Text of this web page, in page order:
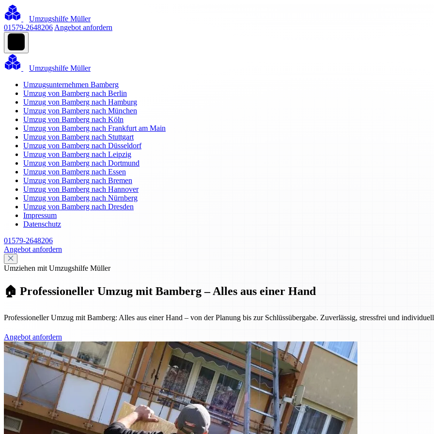
Umzugshilfe Müller
01579-2648206 Angebot anfordern
Umzugshilfe Müller
Umzugsunternehmen Bamberg
Umzug von Bamberg nach Berlin
Umzug von Bamberg nach Hamburg
Umzug von Bamberg nach München
Umzug von Bamberg nach Köln
Umzug von Bamberg nach Frankfurt am Main
Umzug von Bamberg nach Stuttgart
Umzug von Bamberg nach Düsseldorf
Umzug von Bamberg nach Leipzig
Umzug von Bamberg nach Dortmund
Umzug von Bamberg nach Essen
Umzug von Bamberg nach Bremen
Umzug von Bamberg nach Hannover
Umzug von Bamberg nach Nürnberg
Umzug von Bamberg nach Dresden
Impressum
Datenschutz
01579-2648206
Angebot anfordern
Umziehen mit Umzugshilfe Müller
🏠 Professioneller Umzug mit Bamberg – Alles aus einer Hand
Professioneller Umzug mit Bamberg: Alles aus einer Hand – von der Planung bis zur Schlüssübergabe. Zuverlässig, stressfrei und
Angebot anfordern